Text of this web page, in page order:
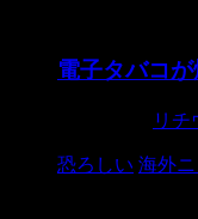
電子タバコ
リチ
恐ろしい 海外